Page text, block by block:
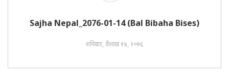
Sajha Nepal_2076-01-14 (Bal Bibaha Bises)
शनिबार, वैशाख १४, २०७६